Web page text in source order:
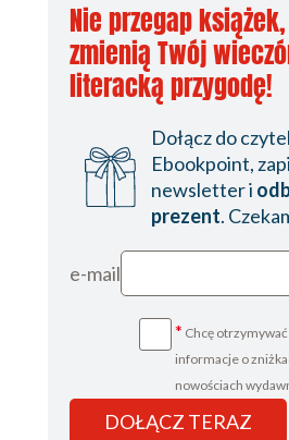
Nie przegap
zmienią Twój
literacką przygodę!
Dołącz do
Ebookpoint,
newsletter i
prezent.
e-mail
* Chcę
informacje o
nowościach
DOŁĄCZ TERAZ